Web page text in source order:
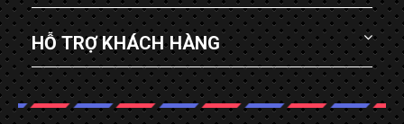
HỖ TRỢ KHÁCH HÀNG